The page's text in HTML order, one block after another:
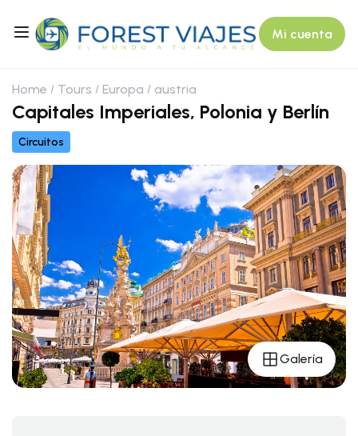
Mi cuenta
Home Tours Europa austria
Capitales Imperiales, Polonia y Berlín
Circuitos
Galería